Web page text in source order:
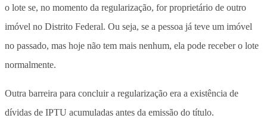
o lote se, no momento da regularização, for proprietário de outro
imóvel no Distrito Federal. Ou seja, se a pessoa já teve um imóvel
no passado, mas hoje não tem mais nenhum, ela pode receber o lote
normalmente.
Outra barreira para concluir a regularização era a existência de
dívidas de IPTU acumuladas antes da emissão do título.